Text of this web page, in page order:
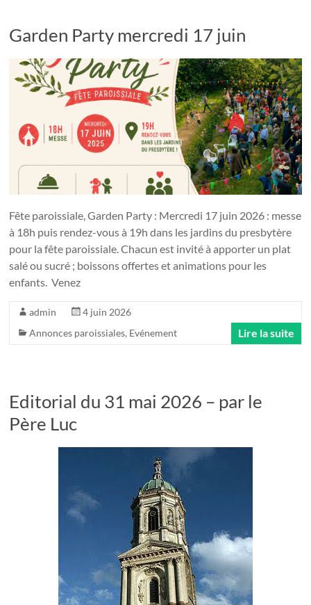
Garden Party mercredi 17 juin
Fête paroissiale, Garden Party : Mercredi 17 juin 2026 : messe
à 18h puis rendez-vous à 19h dans les jardins du presbytère
pour la fête paroissiale. Chacun est invité à apporter un plat
salé ou sucré ; boissons offertes et animations pour les
enfants. Venez
admin
4 juin 2026
Annonces paroissiales, Evénement Lire la suite
Editorial du 31 mai 2026 – par le
Père Luc